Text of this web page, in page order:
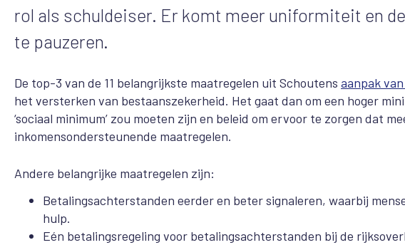
rol als schuldeiser. Er komt meer uniformiteit en
te pauzeren.
De top-3 van de 11 belangrijkste maatregelen uit Schoutens aanpak
het versterken van bestaanszekerheid. Het gaat dan om een hoger
‘sociaal minimum’ zou moeten zijn en beleid om ervoor te zorgen dat
inkomensondersteunende maatregelen.
Andere belangrijke maatregelen zijn:
Betalingsachterstanden eerder en beter signaleren, waarbij
hulp.
Eén betalingsregeling voor betalingsachterstanden bij de